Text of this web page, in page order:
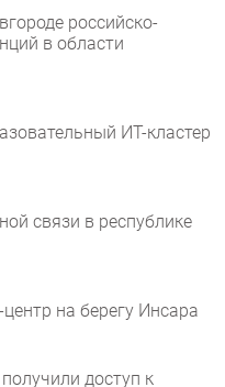
российско-
в области
ИТ-кластер
связи в республике
на берегу Инсара
доступ к